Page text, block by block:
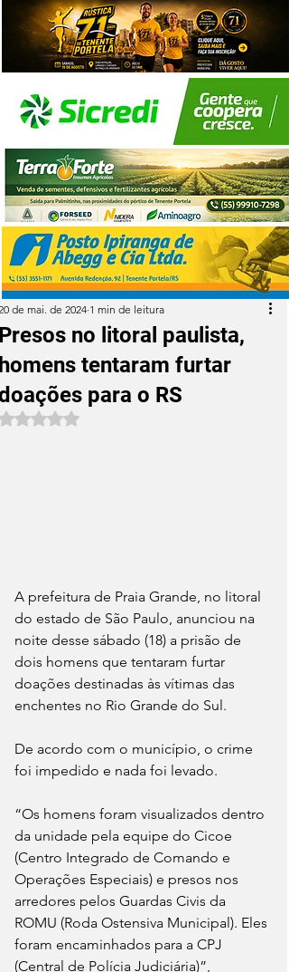
no litoral paulista,
tentaram furtar
para o RS
de mai. de 2024 1 min de leitura
Avaliado com NaN de 5 estrelas.
A prefeitura de Praia Grande, no litoral
do estado de São Paulo, anunciou na
noite desse sábado (18) a prisão de
dois homens que tentaram furtar
doações destinadas às vítimas das
enchentes no Rio Grande do Sul.
De acordo com o município, o crime
foi impedido e nada foi levado.
“Os homens foram visualizados dentro
da unidade pela equipe do Cicoe
(Centro Integrado de Comando e
Operações Especiais) e presos nos
arredores pelos Guardas Civis da
ROMU (Roda Ostensiva Municipal). Eles
foram encaminhados para a CPJ
(Central de Polícia Judiciária)”,